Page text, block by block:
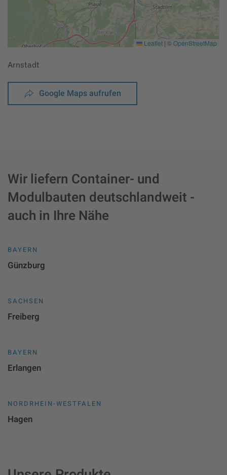
Leaflet | ©OpenStreetMap
Arnstadt
Google Maps aufrufen
Wir liefern Container- und
Modulbauten deutschlandweit -
auch in Ihre Nähe
BAYERN
Günzburg
SACHSEN
Freiberg
BAYERN
Erlangen
NORDRHEIN-WESTFALEN
Hagen